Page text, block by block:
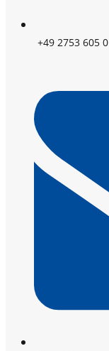
+49 2753 605 0